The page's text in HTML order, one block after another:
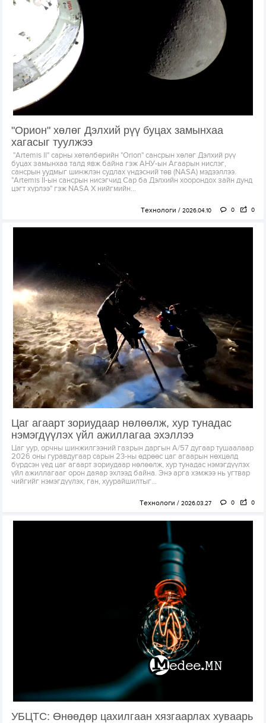
"Орион" хөлөг Дэлхий рүү буцах замынхаа
хагасыг туулжээ
"Artemis II" сарны хөтөлбөрийн "Orion" сансрын хөлөг Дэлхий рүү
буцах замынхаа талд явж байна гэж АНУ-ын Агаарын нислэг,
сансрын уудмыг шинжлэн судлах үндэсний төв (NASA) мэдээллээ.
"Artemis II-ын сансрын нисэгчид Сар ба Дэлхийн хоорондох зайн дунд
цэгт хүрлээ" гэж NASA X нийгмийн...
Технологи 2026.04.10 0 0
Цаг агаарт зориудаар нөлөөлж, хур тунадас
нэмэгдүүлэх үйл ажиллагаа эхэллээ
Цаг уур, орчны шинжилгээний газрын даргын А/57 дугаар тушаалаар
2026 оны гуравдугаар сарын 23-ны өдрөөс цаг агаарын нөхцөлд
бүрдсэн үед цаг агаарт зориудаар нөлөөлж, хур тунадас нэмэгдүүлэх
үйл ажиллагааг орон даяар эхлээд байна. Энэ арга хэмжээ нь угтвар
чийгийг нэмэгдүүлэх, ган, хуурайшилтыг...
Технологи 2026.03.27 0 0
УБЦТС: Өнөөдөр цахилгаан хязгаарлах хуваарь